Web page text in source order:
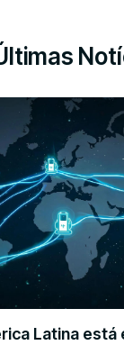
Latina